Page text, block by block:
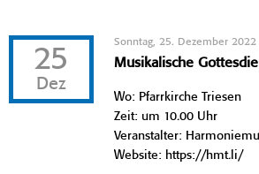
25
Dez
Sonntag, 25. Dezember 2022
Musikalische
Wo: Pfarrkirche Triesen
Zeit: um 10.00 Uhr
Veranstalter:
Website: https://hmt.li/